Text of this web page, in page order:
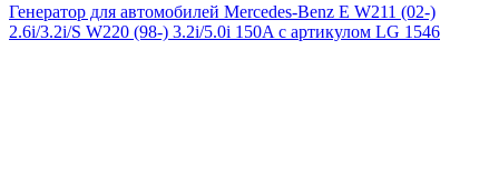
Генератор для автомобилей Mercedes-Benz E W211 (02-)
2.6i/3.2i/S W220 (98-) 3.2i/5.0i 150A с артикулом LG 1546